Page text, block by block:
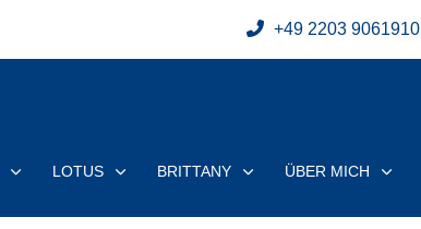
+49 2203 9061910
LOTUS BRITTANY ÜBER MICH